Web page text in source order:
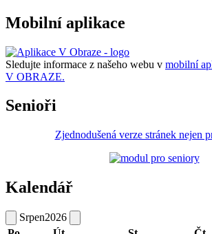
Mobilní aplikace
Sledujte informace z našeho webu v mobilní
V OBRAZE.
Senioři
Zjednodušená verze stránek nejen
Kalendář
Srpen2026